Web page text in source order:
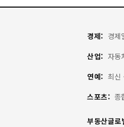
경제: 경제
산업: 자동
연예: 최신 ·
스포츠: 종
부동산글로